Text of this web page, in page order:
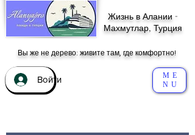
Жизнь в Алании -
Махмутлар, Турция
Вы же не дерево: живите там, где комфортно!
Войти
ME
NU